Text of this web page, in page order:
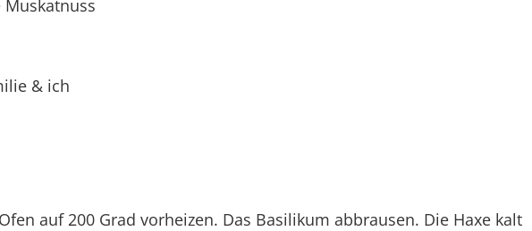
Muskatnuss
& ich
auf 200 Grad vorheizen. Das Basilikum abbrausen. Die Haxe kalt